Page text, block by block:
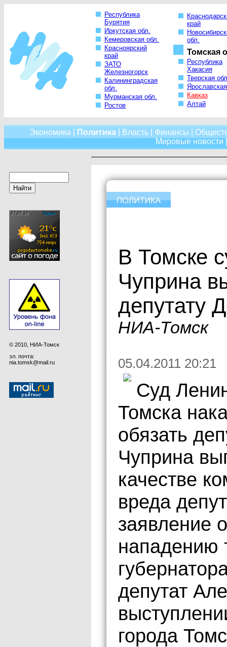
Республика
Бурятия
Иркутская обл.
Кемеровская обл.
Красноярский
край
ЗАТО
Железногорск
Калининградская
обл.
Мурманская обл.
Ростов
край
обл.
Томская
Республика
Хакасия
Тверская
Кавказ
Алтай
Экономика Политика| Власть| Финансы
Мировые новости
© 2010, НИА-Томск
эл. почта:
nia.tomsk@mail.ru
В Томске
Чуприна
депутату
НИА-Томск
05.04.2011 20:21
Суд
Томска
обязать
Чуприна
качестве
вреда
заявление
нападению
депутат
города